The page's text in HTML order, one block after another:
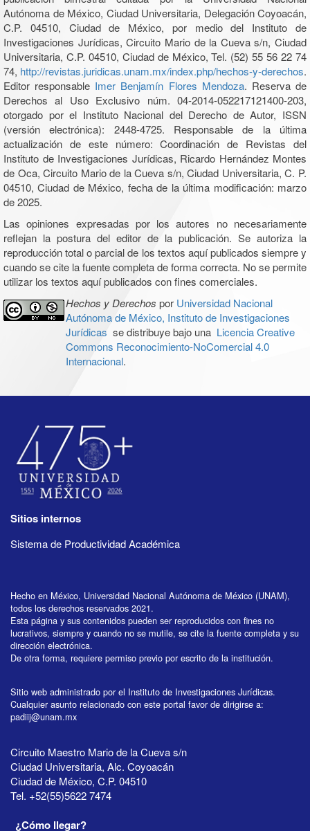
Autónoma de México, Ciudad Universitaria, Delegación Coyoacán,
C.P. 04510, Ciudad de México, por medio del Instituto de
Investigaciones Jurídicas, Circuito Mario de la Cueva s/n, Ciudad
Universitaria, C.P. 04510, Ciudad de México, Tel. (52) 55 56 22 74
74, http://revistas.juridicas.unam.mx/index.php/hechos-y-derechos.
Editor responsable Imer Benjamín Flores Mendoza. Reserva de
Derechos al Uso Exclusivo núm. 04-2014-052217121400-203,
otorgado por el Instituto Nacional del Derecho de Autor, ISSN
(versión electrónica): 2448-4725. Responsable de la última
actualización de este número: Coordinación de Revistas del
Instituto de Investigaciones Jurídicas, Ricardo Hernández Montes
de Oca, Circuito Mario de la Cueva s/n, Ciudad Universitaria, C. P.
04510, Ciudad de México, fecha de la última modificación: marzo
de 2025.
Las opiniones expresadas por los autores no necesariamente
reflejan la postura del editor de la publicación. Se autoriza la
reproducción total o parcial de los textos aquí publicados siempre y
cuando se cite la fuente completa de forma correcta. No se permite
utilizar los textos aquí publicados con fines comerciales.
Hechos y Derechos por Universidad Nacional
Autónoma de México, Instituto de Investigaciones
Jurídicas se distribuye bajo una Licencia Creative
Commons Reconocimiento-NoComercial 4.0
Internacional.
Sitios internos
Sistema de Productividad Académica
Hecho en México, Universidad Nacional Autónoma de México (UNAM),
todos los derechos reservados 2021.
Esta página y sus contenidos pueden ser reproducidos con fines no
lucrativos, siempre y cuando no se mutile, se cite la fuente completa y su
dirección electrónica.
De otra forma, requiere permiso previo por escrito de la institución.
Sitio web administrado por el Instituto de Investigaciones Jurídicas.
Cualquier asunto relacionado con este portal favor de dirigirse a:
padiij@unam.mx
Circuito Maestro Mario de la Cueva s/n
Ciudad Universitaria, Alc. Coyoacán
Ciudad de México, C.P. 04510
Tel. +52(55)5622 7474
¿Cómo llegar?